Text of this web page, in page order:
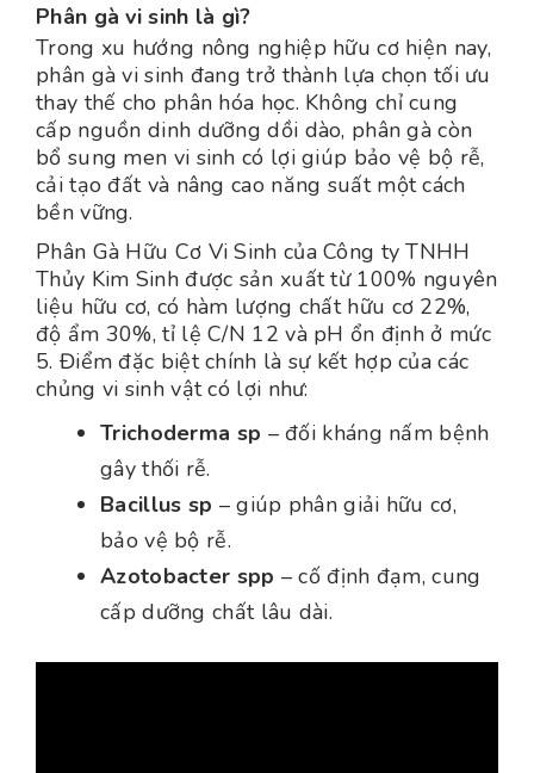
Phân gà vi sinh là gì?
Trong xu hướng nông nghiệp hữu cơ hiện nay,
phân gà vi sinh đang trở thành lựa chọn tối ưu
thay thế cho phân hóa học. Không chỉ cung
cấp nguồn dinh dưỡng dồi dào, phân gà còn
bổ sung men vi sinh có lợi giúp bảo vệ bộ rễ,
cải tạo đất và nâng cao năng suất một cách
bền vững.
Phân Gà Hữu Cơ Vi Sinh của Công ty TNHH
Thủy Kim Sinh được sản xuất từ 100% nguyên
liệu hữu cơ, có hàm lượng chất hữu cơ 22%,
độ ẩm 30%, tỉ lệ C/N 12 và pH ổn định ở mức
5. Điểm đặc biệt chính là sự kết hợp của các
chủng vi sinh vật có lợi như:
Trichoderma sp – đối kháng nấm bệnh
gây thối rễ.
Bacillus sp – giúp phân giải hữu cơ,
bảo vệ bộ rễ.
Azotobacter spp – cố định đạm, cung
cấp dưỡng chất lâu dài.